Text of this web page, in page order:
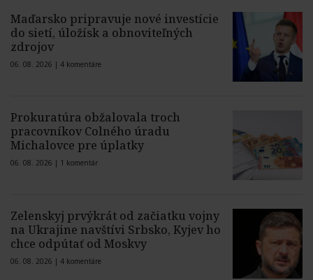
Maďarsko pripravuje nové investície
do sietí, úložísk a obnoviteľných
zdrojov
06. 08. 2026 | 4 komentáre
Prokuratúra obžalovala troch
pracovníkov Colného úradu
Michalovce pre úplatky
06. 08. 2026 | 1 komentár
Zelenskyj prvýkrát od začiatku vojny
na Ukrajine navštívi Srbsko, Kyjev ho
chce odpútať od Moskvy
06. 08. 2026 | 4 komentáre